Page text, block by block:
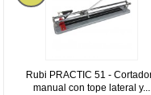
Rubi PRACTIC 51 -
manual con tope lateral y...